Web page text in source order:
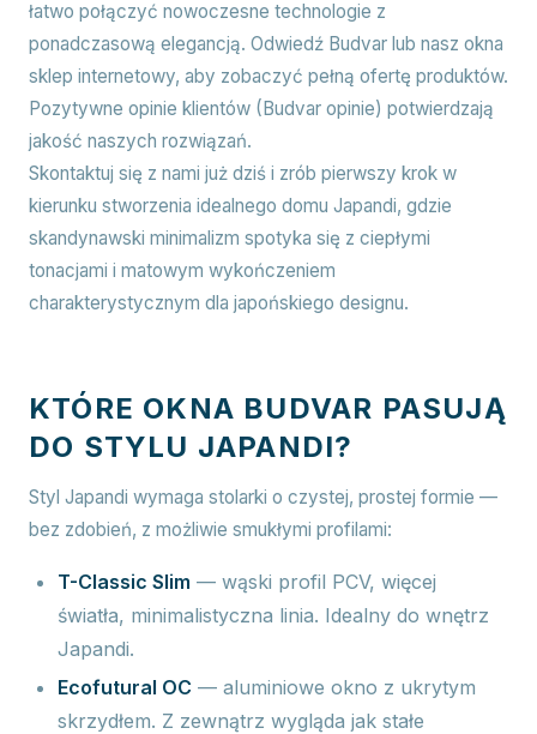
łatwo połączyć nowoczesne technologie z
ponadczasową elegancją. Odwiedź Budvar lub nasz okna
sklep internetowy, aby zobaczyć pełną ofertę produktów.
Pozytywne opinie klientów (Budvar opinie) potwierdzają
jakość naszych rozwiązań.
Skontaktuj się z nami już dziś i zrób pierwszy krok w
kierunku stworzenia idealnego domu Japandi, gdzie
skandynawski minimalizm spotyka się z ciepłymi
tonacjami i matowym wykończeniem
charakterystycznym dla japońskiego designu.
KTÓRE OKNA BUDVAR PASUJĄ
DO STYLU JAPANDI?
Styl Japandi wymaga stolarki o czystej, prostej formie —
bez zdobień, z możliwie smukłymi profilami:
T-Classic Slim — wąski profil PCV, więcej
światła, minimalistyczna linia. Idealny do wnętrz
Japandi.
Ecofutural OC — aluminiowe okno z ukrytym
skrzydłem. Z zewnątrz wygląda jak stałe